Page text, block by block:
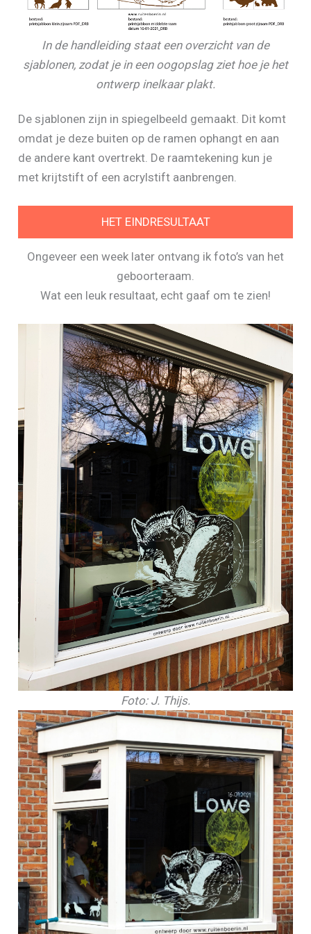
In de handleiding staat een overzicht van de
sjablonen, zodat je in een oogopslag ziet hoe je het
ontwerp inelkaar plakt.
De sjablonen zijn in spiegelbeeld gemaakt. Dit komt
omdat je deze buiten op de ramen ophangt en aan
de andere kant overtrekt. De raamtekening kun je
met krijtstift of een acrylstift aanbrengen.
HET EINDRESULTAAT
Ongeveer een week later ontvang ik foto’s van het
geboorteraam.
Wat een leuk resultaat, echt gaaf om te zien!
Foto: J. Thijs.